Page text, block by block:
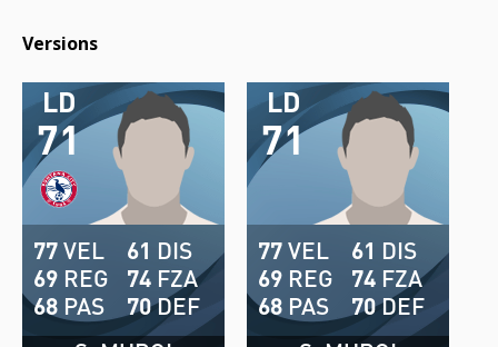
Versions
71
LD
77VEL
69 REG
68 PAS
61 DIS
74 FZA
70DEF
71
LD
77VEL
69 REG
68 PAS
61 DIS
74 FZA
70DEF